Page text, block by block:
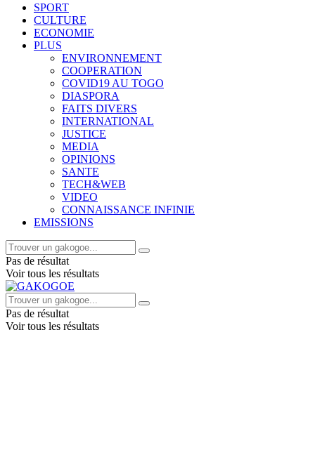
SPORT
CULTURE
ECONOMIE
PLUS
ENVIRONNEMENT
COOPERATION
COVID19 AU TOGO
DIASPORA
FAITS DIVERS
INTERNATIONAL
JUSTICE
MEDIA
OPINIONS
SANTE
TECH&WEB
VIDEO
CONNAISSANCE INFINIE
EMISSIONS
Pas de résultat
Voir tous les résultats
Pas de résultat
Voir tous les résultats